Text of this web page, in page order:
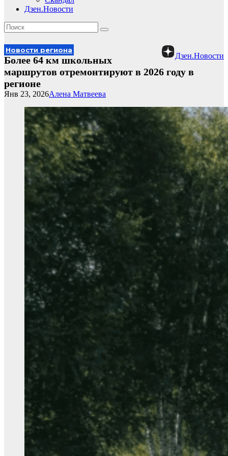
Дзен.Новости
Дзен.Новости
Новости региона
Более 64 км школьных
маршрутов отремонтируют в 2026 году в
регионе
Алена Матвеева
Янв 23, 2026